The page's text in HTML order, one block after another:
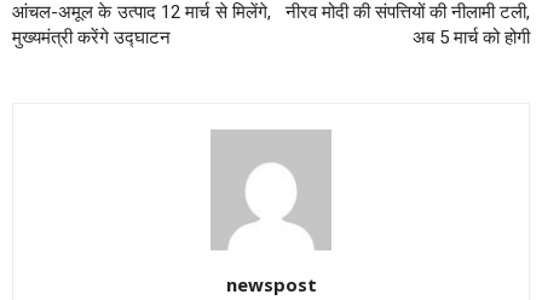
आंचल-अमूल के उत्पाद 12 मार्च से मिलेंगे,
मुख्यमंत्री करेंगे उद्घाटन
नीरव मोदी की संपत्तियों की नीलामी टली,
अब 5 मार्च को होगी
newspost